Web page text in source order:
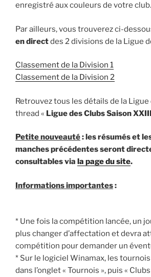
enregistré aux couleurs de votre club.
Par ailleurs, vous trouverez ci-
en directdes 2 divisions de la Ligue
Classement de la Division 1
Classement de la Division 2
Retrouvez tous les détails de la Ligue
thread « Ligue des Clubs Saison XXIII
Petite nouveauté: les résumés et
manches précédentes seront
consultables via la page du site.
Informations importantes:
* Une fois la compétition lancée, un
plus changer d’affectation et devra
compétition pour demander un
* Sur le logiciel Winamax, les
dans l’onglet « Tournois », puis «